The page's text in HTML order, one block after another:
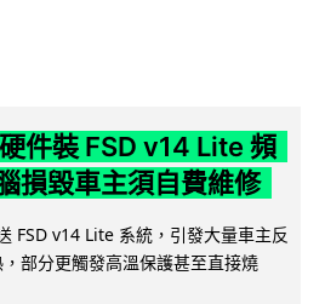
件裝 FSD v14 Lite 頻
損毀車主須自費維修
FSD v14 Lite 系統，引發大量車主反
部分更觸發高溫保護甚至直接燒